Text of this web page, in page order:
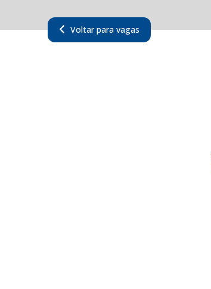
Voltar para vagas